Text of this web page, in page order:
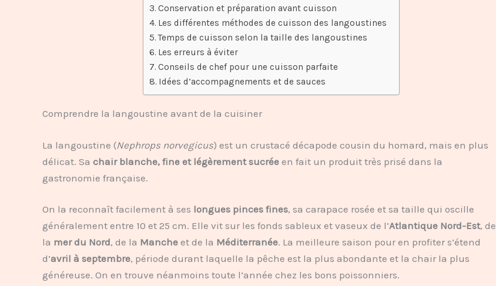
Conservation et préparation avant cuisson
Les différentes méthodes de cuisson des langoustines
Temps de cuisson selon la taille des langoustines
Les erreurs à éviter
Conseils de chef pour une cuisson parfaite
Idées d’accompagnements et de sauces
Comprendre la langoustine avant de la cuisiner
La langoustine (Nephrops norvegicus) est un crustacé décapode cousin du homard, mais en plus
délicat. Sa chair blanche, fine et légèrement sucrée en fait un produit très prisé dans la
gastronomie française.
On la reconnaît facilement à ses longues pinces fines, sa carapace rosée et sa taille qui oscille
généralement entre 10 et 25 cm. Elle vit sur les fonds sableux et vaseux de l’Atlantique Nord-Est, de
la mer du Nord, de la Manche et de la Méditerranée. La meilleure saison pour en profiter s’étend
d’avril à septembre, période durant laquelle la pêche est la plus abondante et la chair la plus
généreuse. On en trouve néanmoins toute l’année chez les bons poissonniers.